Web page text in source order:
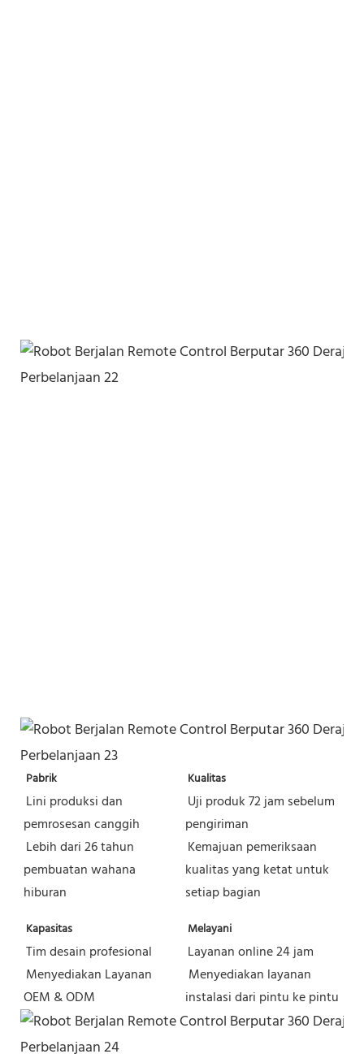
Pabrik
Lini produksi dan
pemrosesan canggih
Lebih dari 26 tahun
pembuatan wahana
hiburan
Kualitas
Uji produk 72 jam sebelum
pengiriman
Kemajuan pemeriksaan
kualitas yang ketat untuk
setiap bagian
Kapasitas
Tim desain profesional
Menyediakan Layanan
OEM & ODM
Melayani
Layanan online 24 jam
Menyediakan layanan
instalasi dari pintu ke pintu